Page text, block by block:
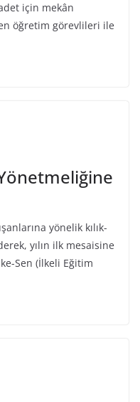
için mekân
öğretim görevlileri ile
yönelik kılık-
yılın ilk mesaisine
Sen (İlkeli Eğitim